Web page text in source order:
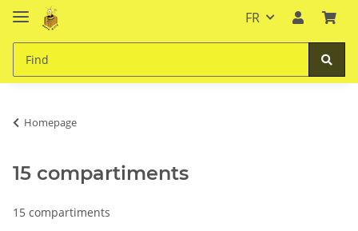
FR
Homepage
15 compartiments
15 compartiments